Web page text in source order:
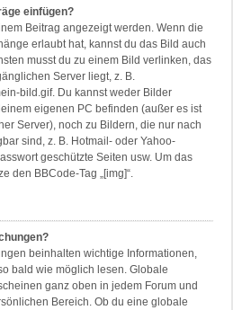
einfügen?
Beitrag angezeigt werden. Wenn die
erlaubt hat, kannst du das Bild auch
musst du zu einem Bild verlinken, das
Server liegt, z. B.
bild.gif. Du kannst weder Bilder
eigenen PC befinden (außer es ist
Server), noch zu Bildern, die nur nach
sind, z. B. Hotmail- oder Yahoo-
geschützte Seiten usw. Um das
den BBCode-Tag „[img]“.
beinhalten wichtige Informationen,
bald wie möglich lesen. Globale
ganz oben in jedem Forum und
Bereich. Ob du eine globale